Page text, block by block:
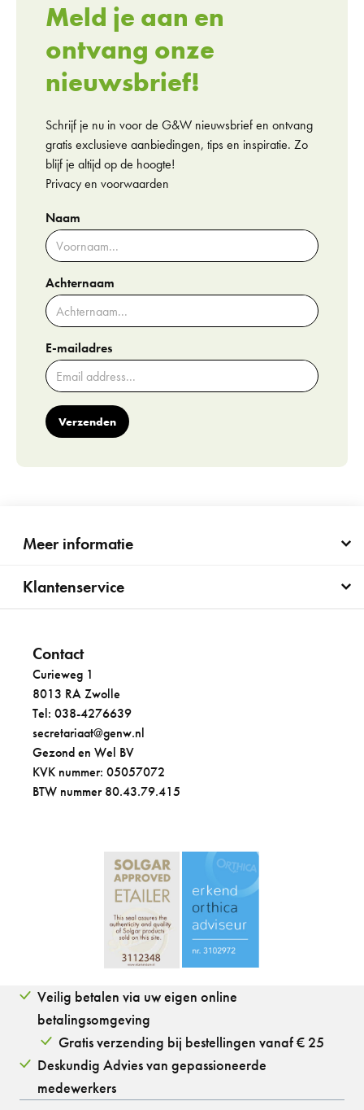
Meld je aan en
ontvang onze
nieuwsbrief!
Schrijf je nu in voor de G&W nieuwsbrief en ontvang
gratis exclusieve aanbiedingen, tips en inspiratie. Zo
blijf je altijd op de hoogte!
Privacy en voorwaarden
Naam
Achternaam
E-mailadres
Verzenden
Meer informatie
Klantenservice
Contact
Curieweg 1
8013 RA Zwolle
Tel: 038-4276639
secretariaat@genw.nl
Gezond en Wel BV
KVK nummer: 05057072
BTW nummer 80.43.79.415
Veilig betalen via uw eigen online
betalingsomgeving
Gratis verzending bij bestellingen vanaf € 25
Deskundig Advies van gepassioneerde
medewerkers